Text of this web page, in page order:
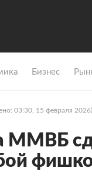
Бизнес
03:30, 15 февраля 2026)
ММВБ